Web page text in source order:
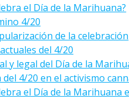
el Día de la Marihuana?
4/20
de la celebración
del 4/20
y legal del Día de la
4/20 en el activismo
el Día de la Marihuana